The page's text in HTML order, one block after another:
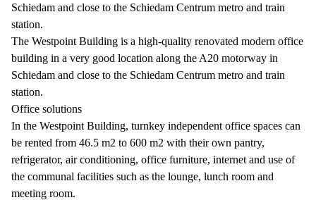
Schiedam and close to the Schiedam Centrum metro and train
station.
The Westpoint Building is a high-quality renovated modern office
building in a very good location along the A20 motorway in
Schiedam and close to the Schiedam Centrum metro and train
station.
Office solutions
In the Westpoint Building, turnkey independent office spaces can
be rented from 46.5 m2 to 600 m2 with their own pantry,
refrigerator, air conditioning, office furniture, internet and use of
the communal facilities such as the lounge, lunch room and
meeting room.